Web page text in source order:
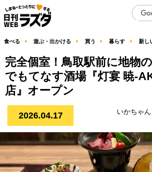
食べる 遊ぶ・出かける 買う 暮らす 新し
完全個室！鳥取駅前に地物
でもてなす酒場『灯宴 暁-
店』オープン
2026.04.17
いかちゃ